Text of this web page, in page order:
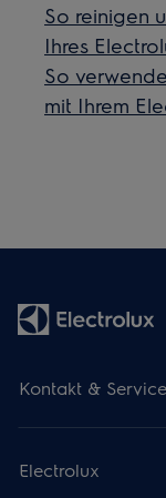
So reinigen
Ihres
So
mit Ihrem
Kontakt & Service
Electrolux